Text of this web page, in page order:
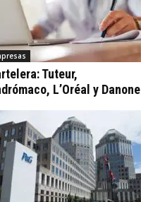
Tuteur,
L’Oréal y Danone